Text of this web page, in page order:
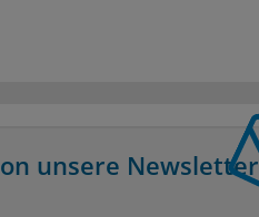
unsere Newsletter